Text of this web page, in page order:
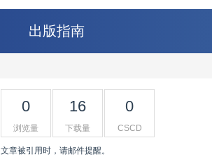
出版指南
0
浏览量
16
下载量
0
CSCD
文章被引用时，请邮件提醒。